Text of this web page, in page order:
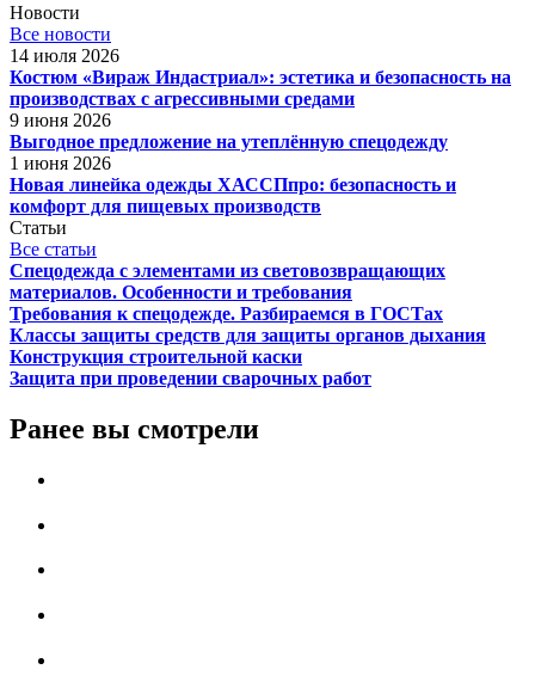
Новости
Все новости
14 июля 2026
Костюм «Вираж Индастриал»: эстетика и безопасность на
производствах с агрессивными средами
9 июня 2026
Выгодное предложение на утеплённую спецодежду
1 июня 2026
Новая линейка одежды ХАССПпро: безопасность и
комфорт для пищевых производств
Статьи
Все статьи
Спецодежда с элементами из световозвращающих
материалов. Особенности и требования
Требования к спецодежде. Разбираемся в ГОСТах
Классы защиты средств для защиты органов дыхания
Конструкция строительной каски
Защита при проведении сварочных работ
Ранее вы смотрели